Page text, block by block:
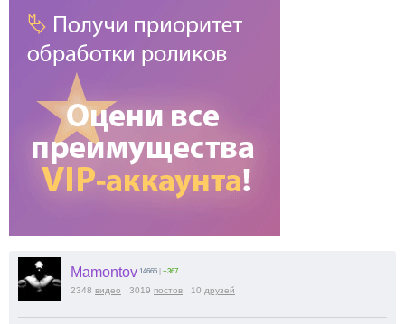
Mamontov 14665 +367
2348 видео 3019 постов 10 друзей